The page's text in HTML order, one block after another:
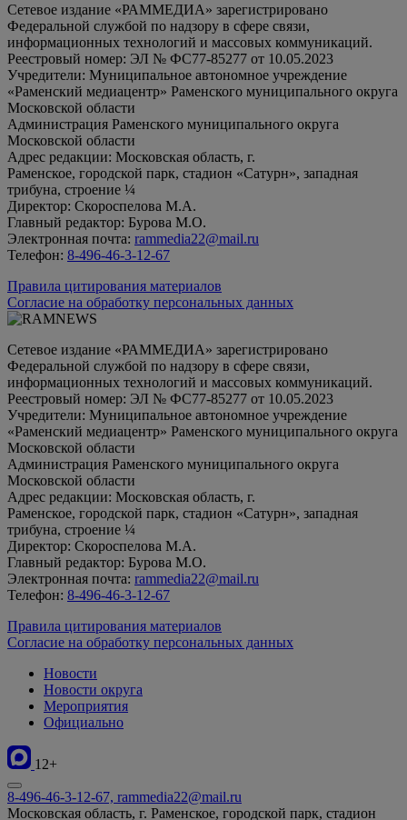
Сетевое издание «РАММЕДИА» зарегистрировано
Федеральной службой по надзору в сфере связи,
информационных технологий и массовых коммуникаций.
Реестровый номер: ЭЛ № ФС77-85277 от 10.05.2023
Учредители: Муниципальное автономное учреждение
«Раменский медиацентр» Раменского муниципального округа
Московской области
Администрация Раменского муниципального округа
Московской области
Адрес редакции: Московская область, г.
Раменское, городской парк, стадион «Сатурн», западная
трибуна, строение ¼
Директор: Скороспелова М.А.
Главный редактор: Бурова М.О.
Электронная почта: rammedia22@mail.ru
Телефон: 8-496-46-3-12-67
Правила цитирования материалов
Согласие на обработку персональных данных
Сетевое издание «РАММЕДИА» зарегистрировано
Федеральной службой по надзору в сфере связи,
информационных технологий и массовых коммуникаций.
Реестровый номер: ЭЛ № ФС77-85277 от 10.05.2023
Учредители: Муниципальное автономное учреждение
«Раменский медиацентр» Раменского муниципального округа
Московской области
Администрация Раменского муниципального округа
Московской области
Адрес редакции: Московская область, г.
Раменское, городской парк, стадион «Сатурн», западная
трибуна, строение ¼
Директор: Скороспелова М.А.
Главный редактор: Бурова М.О.
Электронная почта: rammedia22@mail.ru
Телефон: 8-496-46-3-12-67
Правила цитирования материалов
Согласие на обработку персональных данных
Новости
Новости округа
Мероприятия
Официально
12+
8-496-46-3-12-67, rammedia22@mail.ru
Московская область, г. Раменское, городской парк, стадион